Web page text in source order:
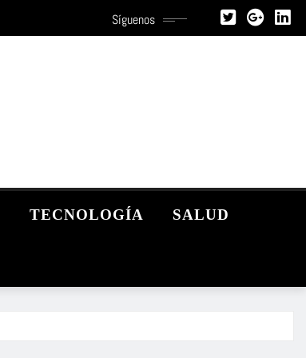
Síguenos
TECNOLOGÍA SALUD